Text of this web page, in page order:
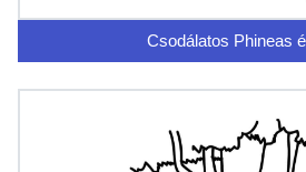
Csodálatos Phineas